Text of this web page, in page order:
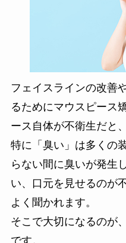
フェイスラインの改善
るためにマウスピース
ース自体が不衛生だと
特に「臭い」は多くの
らない間に臭いが発生
い、口元を見せるの
よく聞かれます。
そこで大切になるのが